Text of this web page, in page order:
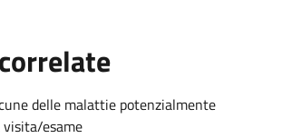
delle malattie potenzialmente
visita/esame